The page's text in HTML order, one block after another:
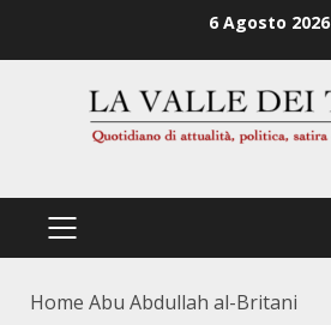
6 Agosto 2026
PRIMÄRES
Home Abu Abdullah al-Britani